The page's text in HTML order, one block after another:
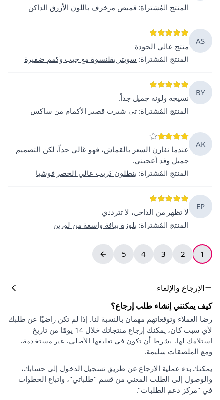
المنتج المُشتراة: قميص مزخرف باللون الأزرق الداكن
AS
منتج عالي الجودة
المنتج المُشتراة: سويتر بقلنسوة مع جيب وكمم ضفيرة
BY
نسيجه ولونه جميل جداً.
المنتج المُشتراة: تي شيرت قصير الأكمام من ساكس
AK
عندما نقارن السعر بالقماش، فهو غالي جداً، لكن التصميم
جميل وقد أعجبني.
المنتج المُشتراة: بنطلون كريب عالي الخصر فوشيا
EP
لا تظهر من الداخل، لا تترددي
المنتج المُشتراة: بلوزة بياقة واسعة من لورين
1
2
3
4
5
الإرجاع والإلغاء
كيف يمكنني إنشاء طلب إرجاع؟
رضا العملاء وتوقعاتهم مهمان بالنسبة لنا. إذا لم تكن راضيًا عن طلبك
لأي سبب كان، يمكنك إرجاع منتجاتك خلال 14 يومًا من تاريخ
استلامك لها، بشرط أن تكون في تغليفها الأصلي، غير مستخدمة،
ومع الملصقات سليمة.
يمكنك بدء عملية الإرجاع عن طريق تسجيل الدخول إلى حسابك،
والوصول إلى الطلب المعني من قسم "طلباتي"، واتباع الخطوات
في "مركز دعم الطلبات".